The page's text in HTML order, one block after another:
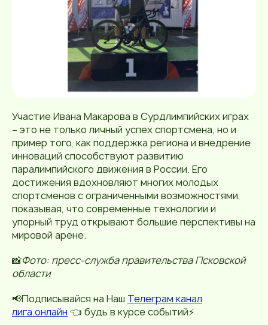
Участие Ивана Макарова в Сурдлимпийских играх
– это не только личный успех спортсмена, но и
пример того, как поддержка региона и внедрение
инноваций способствуют развитию
паралимпийского движения в России. Его
достижения вдохновляют многих молодых
спортсменов с ограниченными возможностями,
показывая, что современные технологии и
упорный труд открывают большие перспективы на
мировой арене.
📸Фото: пресс-служба правительства Псковской
области
📢Подписывайся на Наш Телеграм канал
лига.онлайн 👈 будь в курсе событий⚡️